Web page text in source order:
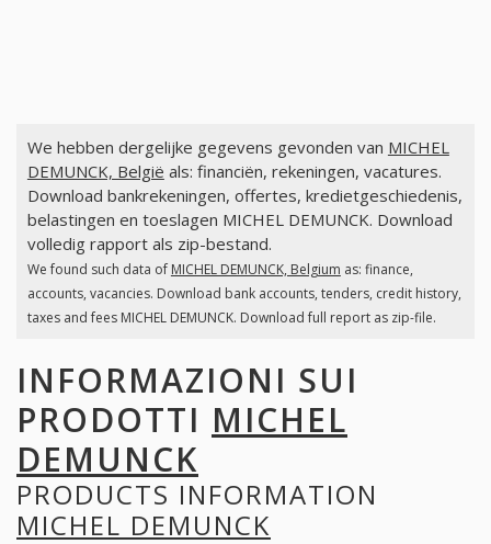
We hebben dergelijke gegevens gevonden van MICHEL
DEMUNCK, België als: financiën, rekeningen, vacatures.
Download bankrekeningen, offertes, kredietgeschiedenis,
belastingen en toeslagen MICHEL DEMUNCK. Download
volledig rapport als zip-bestand.
We found such data of MICHEL DEMUNCK, Belgium as: finance,
accounts, vacancies. Download bank accounts, tenders, credit history,
taxes and fees MICHEL DEMUNCK. Download full report as zip-file.
INFORMAZIONI SUI
PRODOTTI MICHEL
DEMUNCK
PRODUCTS INFORMATION
MICHEL DEMUNCK